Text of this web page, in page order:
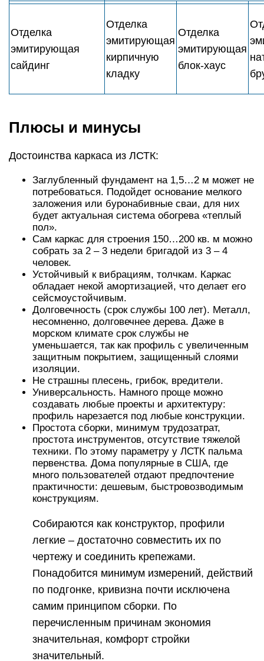
Отделка
эмитирующая
сайдинг
Отделка
эмитирующая
кирпичную
кладку
Отделка
эмитирующая
блок-хаус
Плюсы и минусы
Достоинства каркаса из ЛСТК:
Заглубленный фундамент на 1,5…2 м может не
потребоваться. Подойдет основание мелкого
заложения или буронабивные сваи, для них
будет актуальная система обогрева «теплый
пол».
Сам каркас для строения 150…200 кв. м можно
собрать за 2 – 3 недели бригадой из 3 – 4
человек.
Устойчивый к вибрациям, толчкам. Каркас
обладает некой амортизацией, что делает его
сейсмоустойчивым.
Долговечность (срок службы 100 лет). Металл,
несомненно, долговечнее дерева. Даже в
морском климате срок службы не
уменьшается, так как профиль с увеличенным
защитным покрытием, защищенный слоями
изоляции.
Не страшны плесень, грибок, вредители.
Универсальность. Намного проще можно
создавать любые проекты и архитектуру:
профиль нарезается под любые конструкции.
Простота сборки, минимум трудозатрат,
простота инструментов, отсутствие тяжелой
техники. По этому параметру у ЛСТК пальма
первенства. Дома популярные в США, где
много пользователей отдают предпочтение
практичности: дешевым, быстровозводимым
конструкциям.
Собираются как конструктор, профили
легкие – достаточно совместить их по
чертежу и соединить крепежами.
Понадобится минимум измерений, действий
по подгонке, кривизна почти исключена
самим принципом сборки. По
перечисленным причинам экономия
значительная, комфорт стройки
значительный.